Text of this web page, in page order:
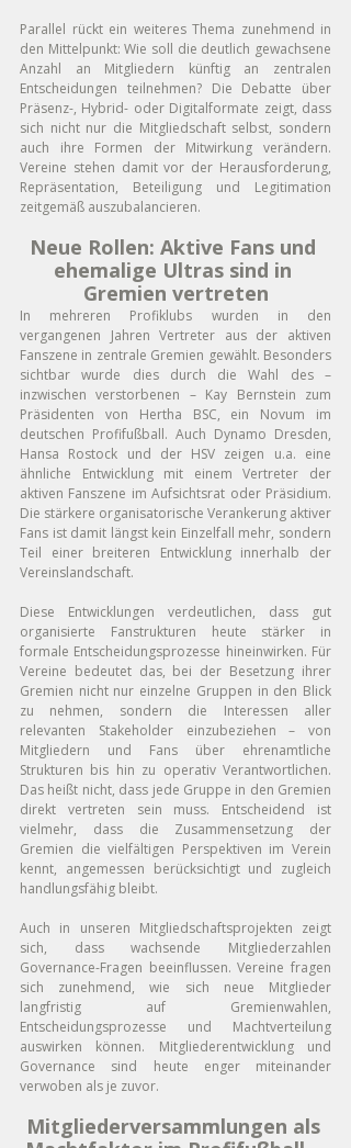
Parallel rückt ein weiteres Thema zunehmend in
den Mittelpunkt: Wie soll die deutlich gewachsene
Anzahl an Mitgliedern künftig an zentralen
Entscheidungen teilnehmen? Die Debatte über
Präsenz-, Hybrid- oder Digitalformate zeigt, dass
sich nicht nur die Mitgliedschaft selbst, sondern
auch ihre Formen der Mitwirkung verändern.
Vereine stehen damit vor der Herausforderung,
Repräsentation, Beteiligung und Legitimation
zeitgemäß auszubalancieren.
Neue Rollen: Aktive Fans und
ehemalige Ultras sind in
Gremien vertreten
In mehreren Profiklubs wurden in den
vergangenen Jahren Vertreter aus der aktiven
Fanszene in zentrale Gremien gewählt. Besonders
sichtbar wurde dies durch die Wahl des –
inzwischen verstorbenen – Kay Bernstein zum
Präsidenten von Hertha BSC, ein Novum im
deutschen Profifußball. Auch Dynamo Dresden,
Hansa Rostock und der HSV zeigen u.a. eine
ähnliche Entwicklung mit einem Vertreter der
aktiven Fanszene im Aufsichtsrat oder Präsidium.
Die stärkere organisatorische Verankerung aktiver
Fans ist damit längst kein Einzelfall mehr, sondern
Teil einer breiteren Entwicklung innerhalb der
Vereinslandschaft.
Diese Entwicklungen verdeutlichen, dass gut
organisierte Fanstrukturen heute stärker in
formale Entscheidungsprozesse hineinwirken. Für
Vereine bedeutet das, bei der Besetzung ihrer
Gremien nicht nur einzelne Gruppen in den Blick
zu nehmen, sondern die Interessen aller
relevanten Stakeholder einzubeziehen – von
Mitgliedern und Fans über ehrenamtliche
Strukturen bis hin zu operativ Verantwortlichen.
Das heißt nicht, dass jede Gruppe in den Gremien
direkt vertreten sein muss. Entscheidend ist
vielmehr, dass die Zusammensetzung der
Gremien die vielfältigen Perspektiven im Verein
kennt, angemessen berücksichtigt und zugleich
handlungsfähig bleibt.
Auch in unseren Mitgliedschaftsprojekten zeigt
sich, dass wachsende Mitgliederzahlen
Governance-Fragen beeinflussen. Vereine fragen
sich zunehmend, wie sich neue Mitglieder
langfristig auf Gremienwahlen,
Entscheidungsprozesse und Machtverteilung
auswirken können. Mitgliederentwicklung und
Governance sind heute enger miteinander
verwoben als je zuvor.
Mitgliederversammlungen als